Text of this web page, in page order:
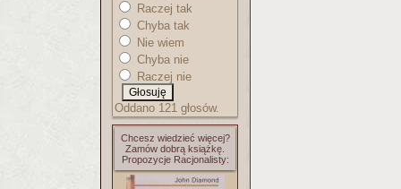
Raczej tak
Chyba tak
Nie wiem
Chyba nie
Raczej nie
Oddano 121 głosów.
Chcesz wiedzieć więcej?
Zamów dobrą książkę.
Propozycje Racjonalisty: